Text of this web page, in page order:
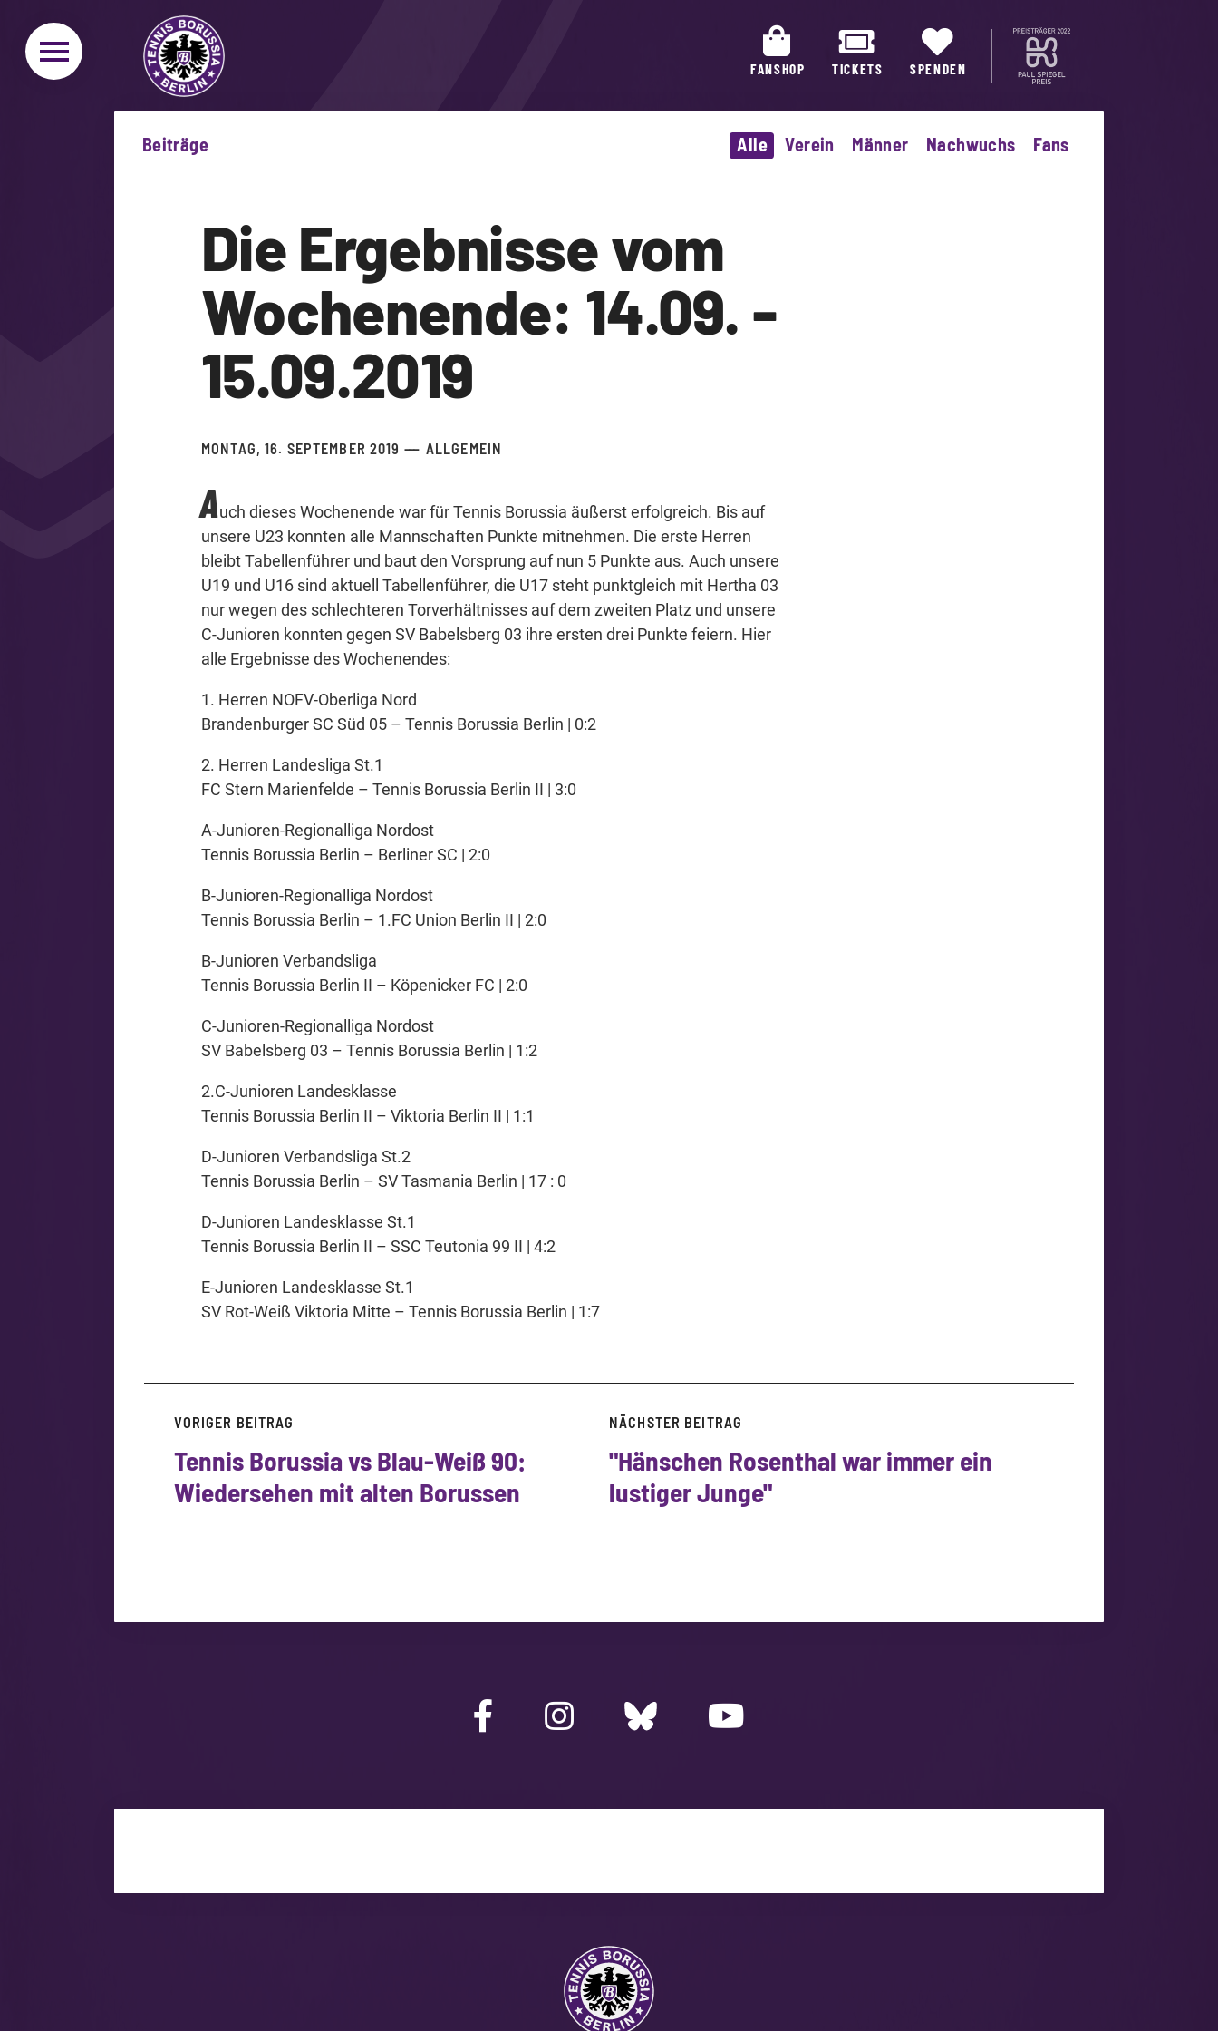
FANSHOP TICKETS SPENDEN
Beiträge Alle Verein Männer Nachwuchs Fans
Die Ergebnisse vom
Wochenende: 14.09. -
15.09.2019
MONTAG, 16. SEPTEMBER 2019 ALLGEMEIN
Auch dieses Wochenende war für Tennis Borussia äußerst erfolgreich. Bis auf
unsere U23 konnten alle Mannschaften Punkte mitnehmen. Die erste Herren
bleibt Tabellenführer und baut den Vorsprung auf nun 5 Punkte aus. Auch unsere
U19 und U16 sind aktuell Tabellenführer, die U17 steht punktgleich mit Hertha 03
nur wegen des schlechteren Torverhältnisses auf dem zweiten Platz und unsere
C-Junioren konnten gegen SV Babelsberg 03 ihre ersten drei Punkte feiern. Hier
alle Ergebnisse des Wochenendes:
1. Herren NOFV-Oberliga Nord
Brandenburger SC Süd 05 – Tennis Borussia Berlin | 0:2
2. Herren Landesliga St.1
FC Stern Marienfelde – Tennis Borussia Berlin II | 3:0
A-Junioren-Regionalliga Nordost
Tennis Borussia Berlin – Berliner SC | 2:0
B-Junioren-Regionalliga Nordost
Tennis Borussia Berlin – 1.FC Union Berlin II | 2:0
B-Junioren Verbandsliga
Tennis Borussia Berlin II – Köpenicker FC | 2:0
C-Junioren-Regionalliga Nordost
SV Babelsberg 03 – Tennis Borussia Berlin | 1:2
2.C-Junioren Landesklasse
Tennis Borussia Berlin II – Viktoria Berlin II | 1:1
D-Junioren Verbandsliga St.2
Tennis Borussia Berlin – SV Tasmania Berlin | 17 : 0
D-Junioren Landesklasse St.1
Tennis Borussia Berlin II – SSC Teutonia 99 II | 4:2
E-Junioren Landesklasse St.1
SV Rot-Weiß Viktoria Mitte – Tennis Borussia Berlin | 1:7
VORIGER BEITRAG
Tennis Borussia vs Blau-Weiß 90:
Wiedersehen mit alten Borussen
NÄCHSTER BEITRAG
"Hänschen Rosenthal war immer ein
lustiger Junge"